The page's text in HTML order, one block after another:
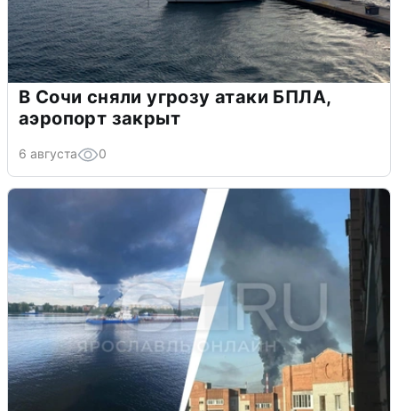
В Сочи сняли угрозу атаки БПЛА,
аэропорт закрыт
6 августа 0